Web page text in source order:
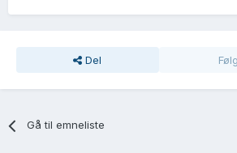
Del
Gå til emneliste